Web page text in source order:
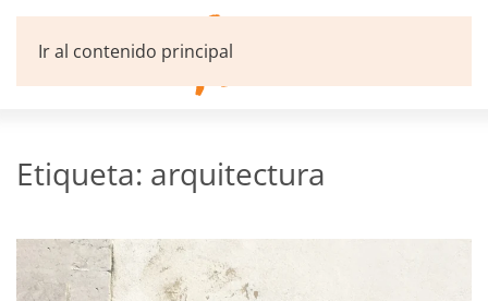
Ir al contenido principal
Etiqueta: arquitectura